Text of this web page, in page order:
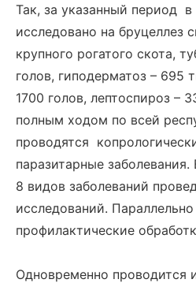
Так, за указанный период в
исследовано на бруцеллез
крупного рогатого скота,
голов, гиподерматоз – 695
1700 голов, лептоспироз –
полным ходом по всей
проводятся
паразитарные
8 видов заболеваний
исследований.
профилактические
Одновременно проводится